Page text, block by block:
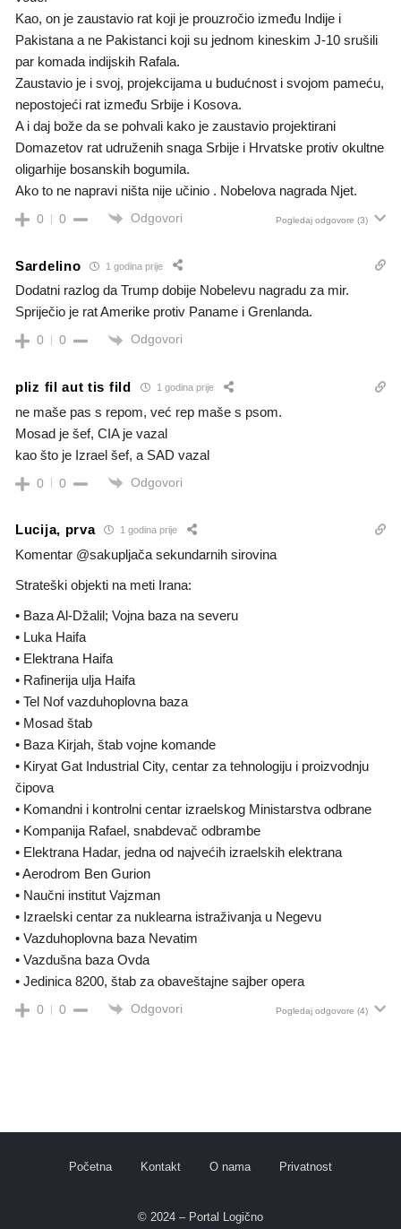
Kao, on je zaustavio rat koji je prouzročio između Indije i
Pakistana a ne Pakistanci koji su jednom kineskim J-10 srušili
par komada indijskih Rafala.
Zaustavio je i svoj, projekcijama u budućnost i svojom pameću,
nepostojeći rat između Srbije i Kosova.
A i daj bože da se pohvali kako je zaustavio projektirani
Domazetov rat udruženih snaga Srbije i Hrvatske protiv okultne
oligarhije bosanskih bogumila.
Ako to ne napravi ništa nije učinio . Nobelova nagrada Njet.
0 0 Odgovori Pogledaj odgovore (3)
Sardelino 1 godina prije
Dodatni razlog da Trump dobije Nobelevu nagradu za mir.
Spriječio je rat Amerike protiv Paname i Grenlanda.
0 0 Odgovori
pliz fil aut tis fild 1 godina prije
ne maše pas s repom, već rep maše s psom.
Mosad je šef, CIA je vazal
kao što je Izrael šef, a SAD vazal
0 0 Odgovori
Lucija, prva 1 godina prije
Komentar @sakupljača sekundarnih sirovina
Strateški objekti na meti Irana:
• Baza Al-Džalil; Vojna baza na severu
• Luka Haifa
• Elektrana Haifa
• Rafinerija ulja Haifa
• Tel Nof vazduhoplovna baza
• Mosad štab
• Baza Kirjah, štab vojne komande
• Kiryat Gat Industrial City, centar za tehnologiju i proizvodnju
čipova
• Komandni i kontrolni centar izraelskog Ministarstva odbrane
• Kompanija Rafael, snabdevač odbrambe
• Elektrana Hadar, jedna od najvećih izraelskih elektrana
• Aerodrom Ben Gurion
• Naučni institut Vajzman
• Izraelski centar za nuklearna istraživanja u Negevu
• Vazduhoplovna baza Nevatim
• Vazdušna baza Ovda
• Jedinica 8200, štab za obaveštajne sajber opera
0 0 Odgovori Pogledaj odgovore (4)
Početna Kontakt O nama Privatnost
© 2024 – Portal Logično